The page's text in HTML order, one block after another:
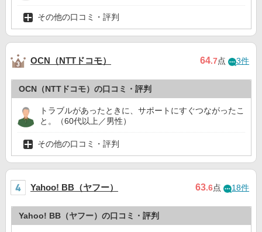
その他の口コミ・評判
OCN（NTTドコモ） 64.7点 3件
OCN（NTTドコモ）の口コミ・評判
トラブルがあったときに、サポートにすぐつながったこ
と。（60代以上／男性）
その他の口コミ・評判
Yahoo! BB（ヤフー） 63.6点 18件
Yahoo! BB（ヤフー）の口コミ・評判